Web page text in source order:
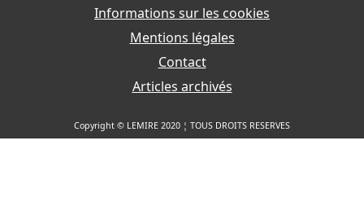
Informations sur les cookies
Mentions légales
Contact
Articles archivés
Copyright © LEMIRE 2020 ¦ TOUS DROITS RESERVES